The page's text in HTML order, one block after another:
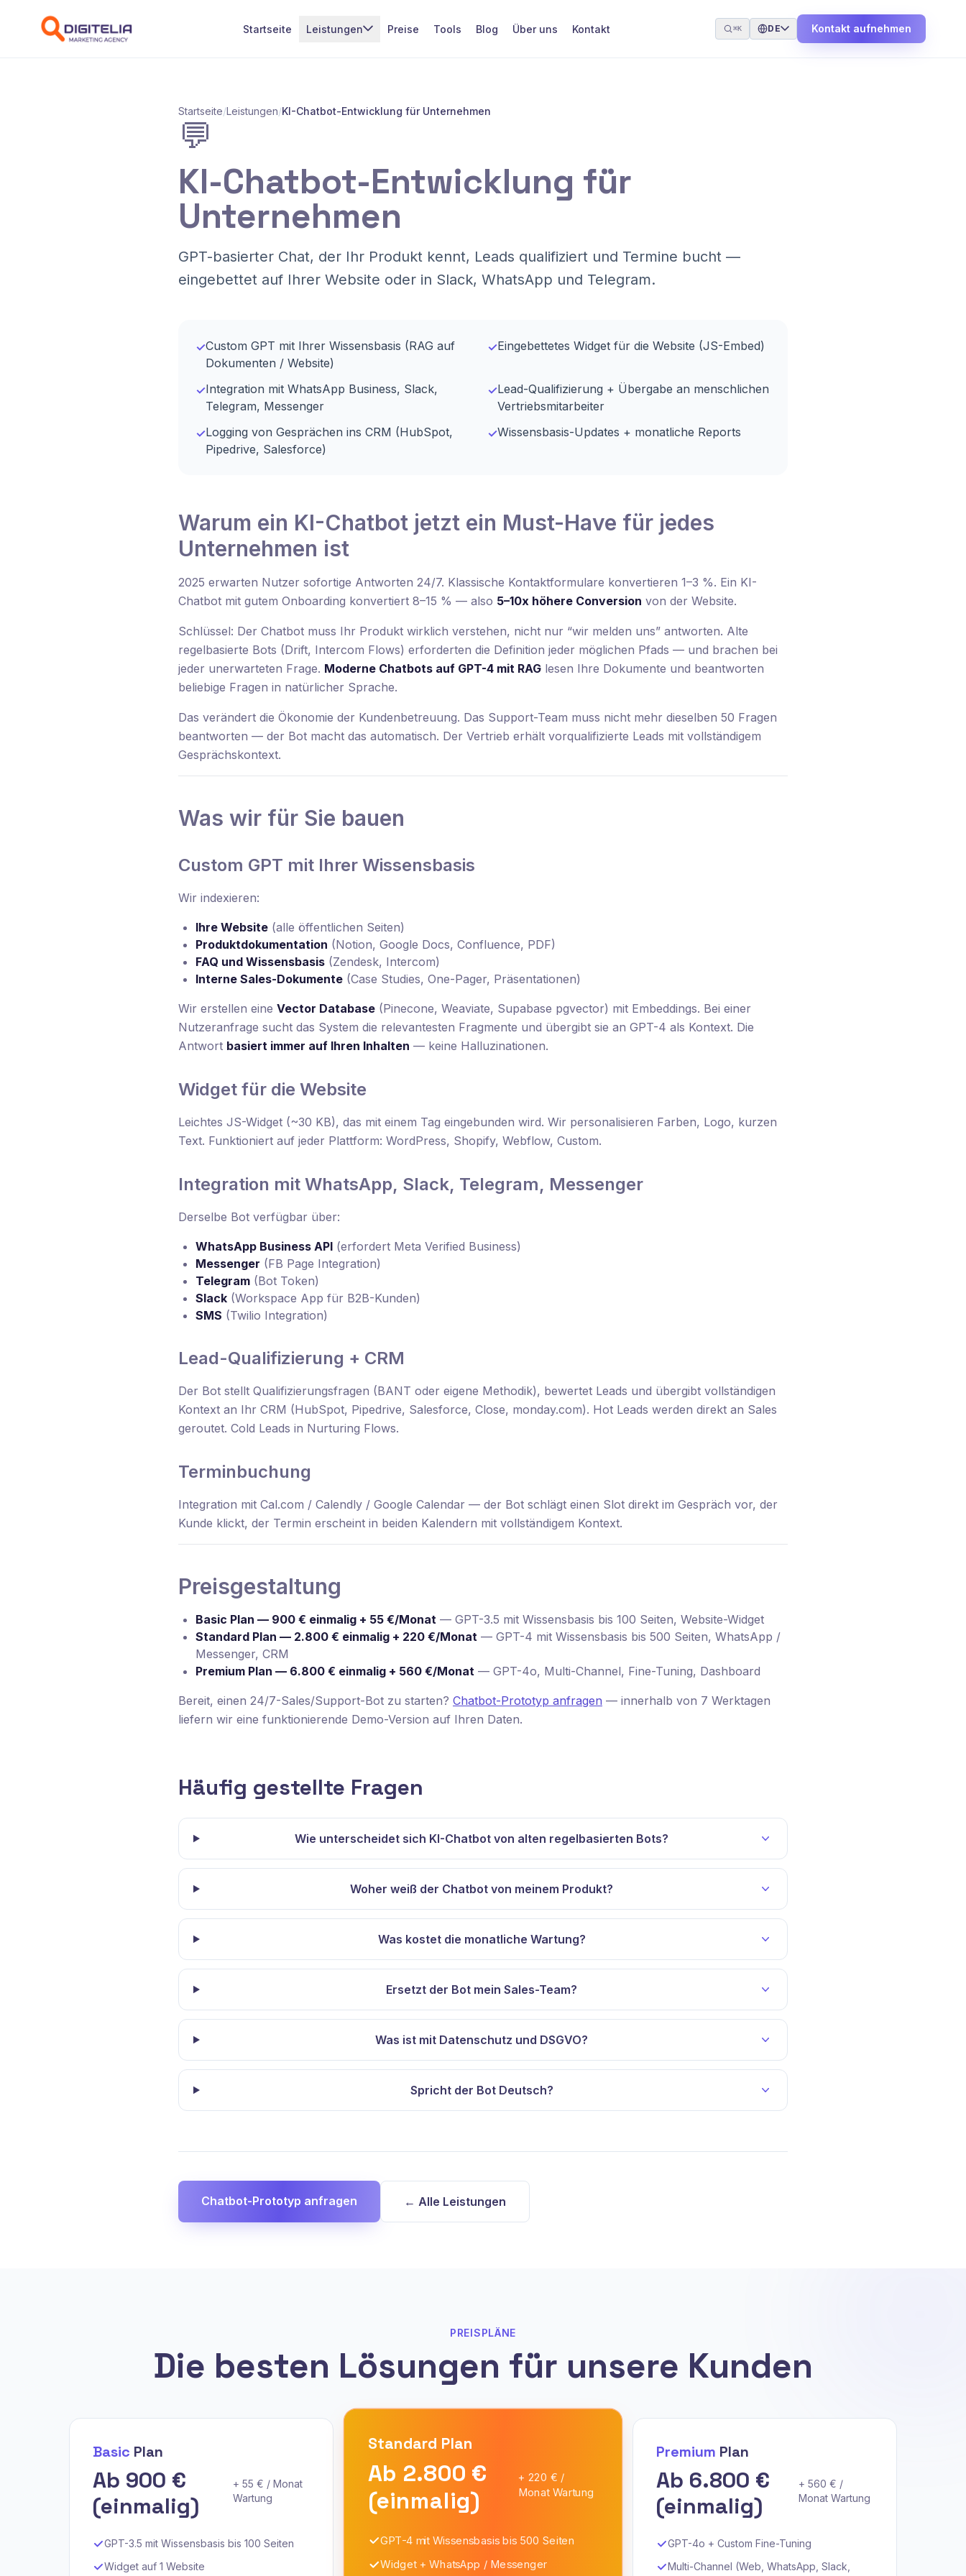
Startseite Leistungen Preise Tools Blog Über uns Kontakt ⌘K DE Kontakt aufnehmen
Startseite/Leistungen/KI-Chatbot-Entwicklung für Unternehmen
💬
KI-Chatbot-Entwicklung für
Unternehmen
GPT-basierter Chat, der Ihr Produkt kennt, Leads qualifiziert und Termine bucht —
eingebettet auf Ihrer Website oder in Slack, WhatsApp und Telegram.
✓Custom GPT mit Ihrer Wissensbasis (RAG auf
Dokumenten / Website)
✓Eingebettetes Widget für die Website (JS-Embed)
✓Integration mit WhatsApp Business, Slack,
Telegram, Messenger
✓Lead-Qualifizierung + Übergabe an menschlichen
Vertriebsmitarbeiter
✓Logging von Gesprächen ins CRM (HubSpot,
Pipedrive, Salesforce)
✓Wissensbasis-Updates + monatliche Reports
Warum ein KI-Chatbot jetzt ein Must-Have für jedes
Unternehmen ist
2025 erwarten Nutzer sofortige Antworten 24/7. Klassische Kontaktformulare konvertieren 1–3 %. Ein KI-
Chatbot mit gutem Onboarding konvertiert 8–15 % — also 5–10x höhere Conversion von der Website.
Schlüssel: Der Chatbot muss Ihr Produkt wirklich verstehen, nicht nur “wir melden uns” antworten. Alte
regelbasierte Bots (Drift, Intercom Flows) erforderten die Definition jeder möglichen Pfads — und brachen bei
jeder unerwarteten Frage. Moderne Chatbots auf GPT-4 mit RAG lesen Ihre Dokumente und beantworten
beliebige Fragen in natürlicher Sprache.
Das verändert die Ökonomie der Kundenbetreuung. Das Support-Team muss nicht mehr dieselben 50 Fragen
beantworten — der Bot macht das automatisch. Der Vertrieb erhält vorqualifizierte Leads mit vollständigem
Gesprächskontext.
Was wir für Sie bauen
Custom GPT mit Ihrer Wissensbasis
Wir indexieren:
Ihre Website (alle öffentlichen Seiten)
Produktdokumentation (Notion, Google Docs, Confluence, PDF)
FAQ und Wissensbasis (Zendesk, Intercom)
Interne Sales-Dokumente (Case Studies, One-Pager, Präsentationen)
Wir erstellen eine Vector Database (Pinecone, Weaviate, Supabase pgvector) mit Embeddings. Bei einer
Nutzeranfrage sucht das System die relevantesten Fragmente und übergibt sie an GPT-4 als Kontext. Die
Antwort basiert immer auf Ihren Inhalten — keine Halluzinationen.
Widget für die Website
Leichtes JS-Widget (~30 KB), das mit einem Tag eingebunden wird. Wir personalisieren Farben, Logo, kurzen
Text. Funktioniert auf jeder Plattform: WordPress, Shopify, Webflow, Custom.
Integration mit WhatsApp, Slack, Telegram, Messenger
Derselbe Bot verfügbar über:
WhatsApp Business API (erfordert Meta Verified Business)
Messenger (FB Page Integration)
Telegram (Bot Token)
Slack (Workspace App für B2B-Kunden)
SMS (Twilio Integration)
Lead-Qualifizierung + CRM
Der Bot stellt Qualifizierungsfragen (BANT oder eigene Methodik), bewertet Leads und übergibt vollständigen
Kontext an Ihr CRM (HubSpot, Pipedrive, Salesforce, Close, monday.com). Hot Leads werden direkt an Sales
geroutet. Cold Leads in Nurturing Flows.
Terminbuchung
Integration mit Cal.com / Calendly / Google Calendar — der Bot schlägt einen Slot direkt im Gespräch vor, der
Kunde klickt, der Termin erscheint in beiden Kalendern mit vollständigem Kontext.
Preisgestaltung
Basic Plan — 900 € einmalig + 55 €/Monat — GPT-3.5 mit Wissensbasis bis 100 Seiten, Website-Widget
Standard Plan — 2.800 € einmalig + 220 €/Monat — GPT-4 mit Wissensbasis bis 500 Seiten, WhatsApp /
Messenger, CRM
Premium Plan — 6.800 € einmalig + 560 €/Monat — GPT-4o, Multi-Channel, Fine-Tuning, Dashboard
Bereit, einen 24/7-Sales/Support-Bot zu starten? Chatbot-Prototyp anfragen — innerhalb von 7 Werktagen
liefern wir eine funktionierende Demo-Version auf Ihren Daten.
Häufig gestellte Fragen
Wie unterscheidet sich KI-Chatbot von alten regelbasierten Bots?
Woher weiß der Chatbot von meinem Produkt?
Was kostet die monatliche Wartung?
Ersetzt der Bot mein Sales-Team?
Was ist mit Datenschutz und DSGVO?
Spricht der Bot Deutsch?
Chatbot-Prototyp anfragen ← Alle Leistungen
PREISPLÄNE
Die besten Lösungen für unsere Kunden
Basic Plan
Ab 900 €
(einmalig)
+ 55 € / Monat
Wartung
GPT-3.5 mit Wissensbasis bis 100 Seiten
Widget auf 1 Website
Standard Plan
Ab 2.800 €
(einmalig)
+ 220 € /
Monat Wartung
GPT-4 mit Wissensbasis bis 500 Seiten
Widget + WhatsApp / Messenger
Premium Plan
Ab 6.800 €
(einmalig)
+ 560 € /
Monat Wartung
GPT-4o + Custom Fine-Tuning
Multi-Channel (Web, WhatsApp, Slack,